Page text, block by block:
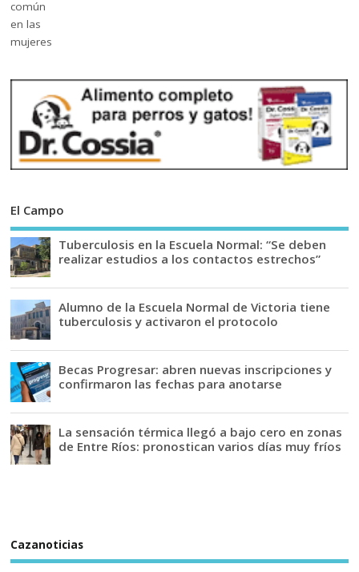
El Campo
Tuberculosis en la Escuela Normal: “Se deben
realizar estudios a los contactos estrechos”
Alumno de la Escuela Normal de Victoria tiene
tuberculosis y activaron el protocolo
Becas Progresar: abren nuevas inscripciones y
confirmaron las fechas para anotarse
La sensación térmica llegó a bajo cero en zonas
de Entre Ríos: pronostican varios días muy fríos
Cazanoticias